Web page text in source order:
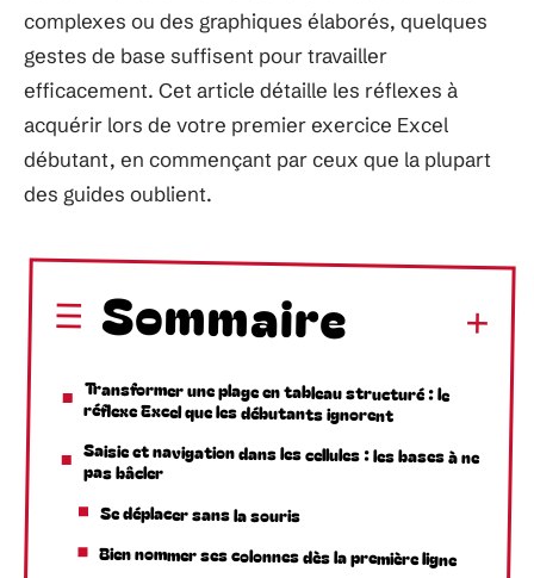
complexes ou des graphiques élaborés, quelques
gestes de base suffisent pour travailler
efficacement. Cet article détaille les réflexes à
acquérir lors de votre premier exercice Excel
débutant, en commençant par ceux que la plupart
des guides oublient.
Sommaire
Transformer une plage en tableau structuré : le
réflexe Excel que les débutants ignorent
Saisie et navigation dans les cellules : les bases à ne
pas bâcler
Se déplacer sans la souris
Bien nommer ses colonnes dès la première ligne